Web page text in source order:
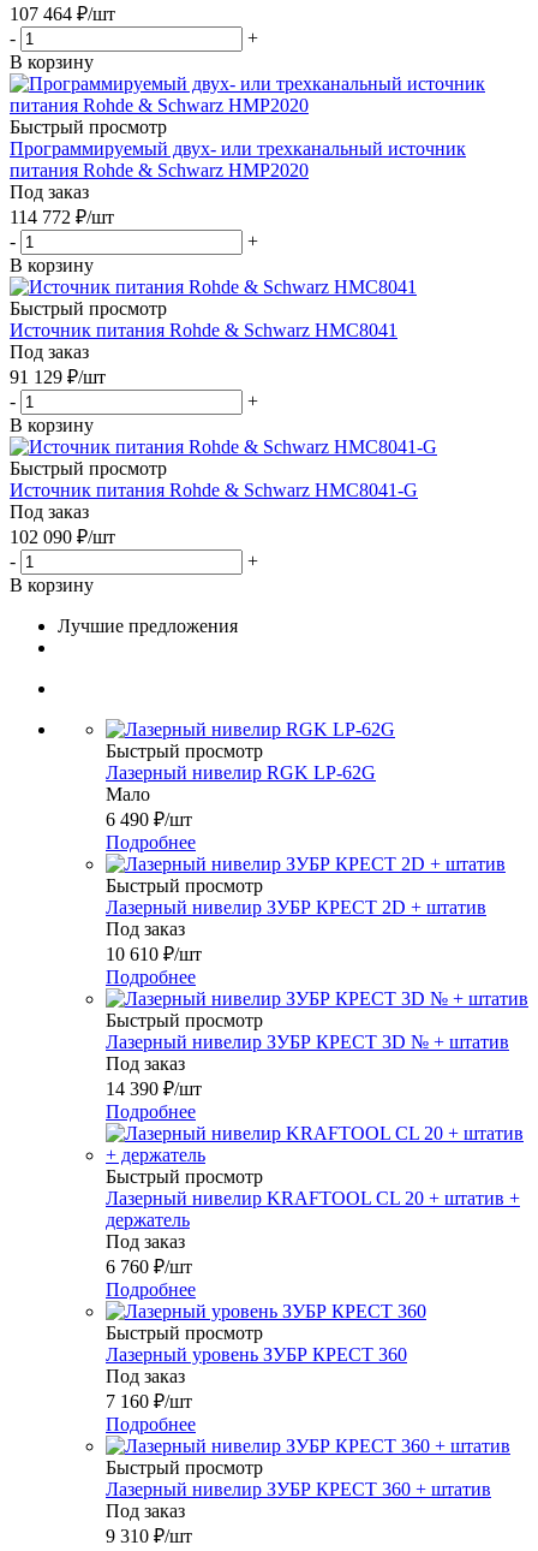
107 464 ₽/шт
-
+
В корзину
Быстрый просмотр
Программируемый двух- или трехканальный источник
питания Rohde & Schwarz HMP2020
Под заказ
114 772 ₽/шт
-
+
В корзину
Быстрый просмотр
Источник питания Rohde & Schwarz HMC8041
Под заказ
91 129 ₽/шт
-
+
В корзину
Быстрый просмотр
Источник питания Rohde & Schwarz HMC8041-G
Под заказ
102 090 ₽/шт
-
+
В корзину
Лучшие предложения
Быстрый просмотр
Лазерный нивелир RGK LP-62G
Мало
6 490 ₽/шт
Подробнее
Быстрый просмотр
Лазерный нивелир ЗУБР КРЕСТ 2D + штатив
Под заказ
10 610 ₽/шт
Подробнее
Быстрый просмотр
Лазерный нивелир ЗУБР КРЕСТ 3D № + штатив
Под заказ
14 390 ₽/шт
Подробнее
Быстрый просмотр
Лазерный нивелир KRAFTOOL CL 20 + штатив +
держатель
Под заказ
6 760 ₽/шт
Подробнее
Быстрый просмотр
Лазерный уровень ЗУБР КРЕСТ 360
Под заказ
7 160 ₽/шт
Подробнее
Быстрый просмотр
Лазерный нивелир ЗУБР КРЕСТ 360 + штатив
Под заказ
9 310 ₽/шт